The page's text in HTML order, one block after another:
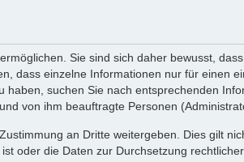
Sie sind sich daher bewusst,
dass einzelne Informationen nur für einen
suchen Sie nach entsprechenden
von ihm beauftragte Personen
an Dritte weitergeben. Dies gilt
oder die Daten zur Durchsetzung